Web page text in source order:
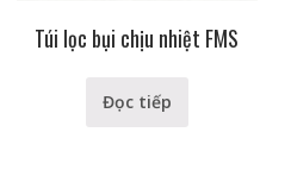
Túi lọc bụi chịu nhiệt FMS
Đọc tiếp